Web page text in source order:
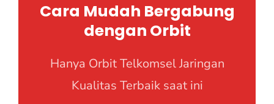
Cara Mudah Bergabung
dengan Orbit
Hanya Orbit Telkomsel Jaringan
Kualitas Terbaik saat ini